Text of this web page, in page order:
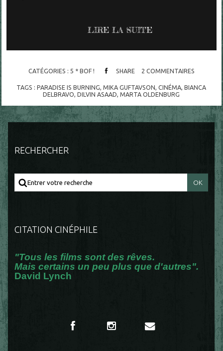
LIRE LA SUITE
CATÉGORIES : 5 * BOF ! SHARE 2 COMMENTAIRES
TAGS :PARADISE IS BURNING ,MIKA GUFTAVSON ,CINÉMA ,BIANCA
DELBRAVO ,DILVIN ASAAD ,MARTA OLDENBURG
RECHERCHER
CITATION CINÉPHILE
"Tous les films sont des rêves.
Mais certains un peu plus que d'autres".
David Lynch